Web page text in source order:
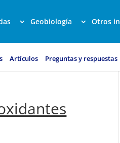
Geobiología Otros
Artículos Preguntas y respuestas